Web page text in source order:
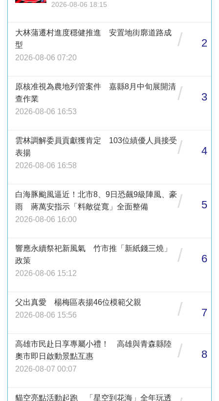
2026-08-06 18:15
大林蒲遷村進度穩健推進 安置地街廓道路成
型
2026-08-06 07:20
/ 2
原核准視為農地列管案件 嘉縣8月中旬展開清
查作業
2026-08-06 16:53
/ 3
雲林調解委員貢獻獲肯定 103位績優人員接受
表揚
2026-08-06 16:58
/ 4
白海豚颱風逼近！北市8、9日恐飆9級陣風、豪
雨 蔣萬安指示「料敵從寬」全面整備
2026-08-06 16:00
/ 5
響應永續祭祀新風氣 竹市推「新紙錢三燒」
政策
2026-08-06 15:12
/ 6
父出真愛 楊梅區表揚46位模範父親
2026-08-06 15:56
/ 7
高雄市民赴日享專屬小禮！ 高雄與青森縣陸
奧市即日啟動景點互惠
2026-08-07 00:07
/ 8
貓空亮點活動起跑 「星空到花海」全年玩透